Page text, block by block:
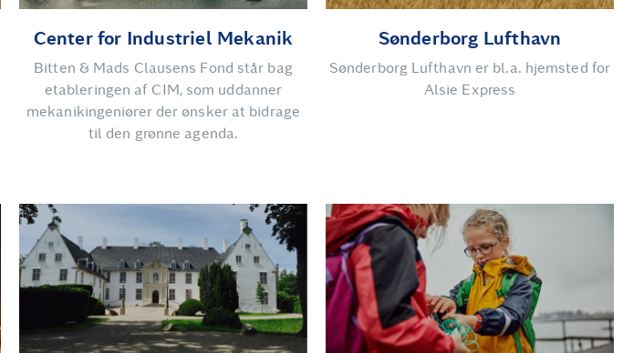
Center for Industriel Mekanik
Bitten & Mads Clausens Fond står bag
etableringen af CIM, som uddanner
mekanikingeniører der ønsker at bidrage
til den grønne agenda.
Sønderborg Lufthavn
Sønderborg Lufthavn er bl.a. hjemsted for
Alsie Express